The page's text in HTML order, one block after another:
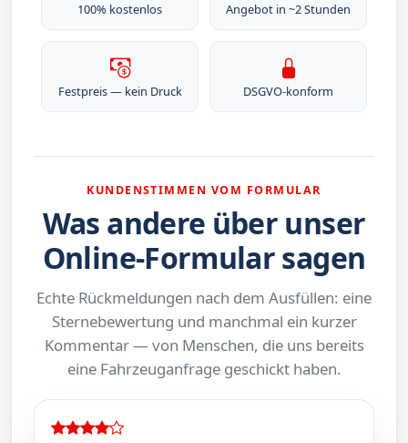
100% kostenlos Angebot in ~2 Stunden
Festpreis — kein Druck DSGVO-konform
KUNDENSTIMMEN VOM FORMULAR
Was andere über unser
Online-Formular sagen
Echte Rückmeldungen nach dem Ausfüllen: eine
Sternebewertung und manchmal ein kurzer
Kommentar — von Menschen, die uns bereits
eine Fahrzeuganfrage geschickt haben.